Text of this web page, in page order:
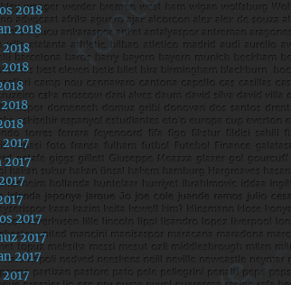
2018
2018
2018
2017
2017
2017
2017
2017